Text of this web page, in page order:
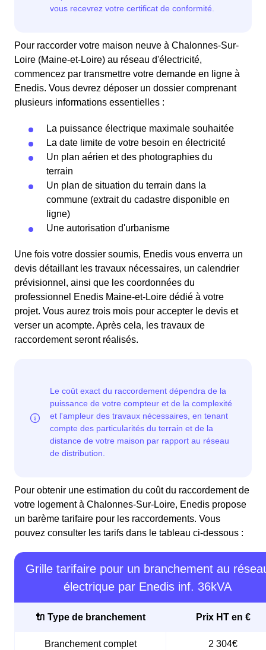
Pour raccorder votre maison neuve à Chalonnes-Sur-
Loire (Maine-et-Loire) au réseau d'électricité,
commencez par transmettre votre demande en ligne à
Enedis. Vous devrez déposer un dossier comprenant
plusieurs informations essentielles :
La puissance électrique maximale souhaitée
La date limite de votre besoin en électricité
Un plan aérien et des photographies du
terrain
Un plan de situation du terrain dans la
commune (extrait du cadastre disponible en
ligne)
Une autorisation d'urbanisme
Une fois votre dossier soumis, Enedis vous enverra un
devis détaillant les travaux nécessaires, un calendrier
prévisionnel, ainsi que les coordonnées du
professionnel Enedis Maine-et-Loire dédié à votre
projet. Vous aurez trois mois pour accepter le devis et
verser un acompte. Après cela, les travaux de
raccordement seront réalisés.
Pour obtenir une estimation du coût du raccordement de
votre logement à Chalonnes-Sur-Loire, Enedis propose
un barème tarifaire pour les raccordements. Vous
pouvez consulter les tarifs dans le tableau ci-dessous :
Grille tarifaire pour un branchement au
électrique par Enedis inf. 36kVA
🔌 Type de branchement Prix HT en €
Branchement complet 2 304€